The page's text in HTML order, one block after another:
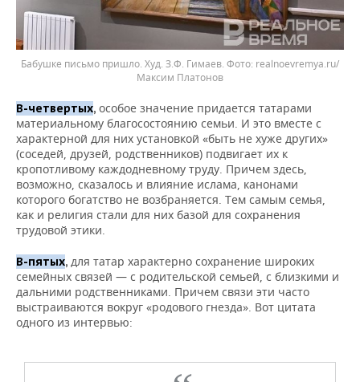
Бабушке письмо пришло. Худ. З.Ф. Гимаев.
realnoevremya.ru/
Максим Платонов
В-четвертых, особое значение придается татарами
материальному благосостоянию семьи. И это вместе с
характерной для них установкой «быть не хуже других»
(соседей, друзей, родственников) подвигает их к
кропотливому каждодневному труду. Причем здесь,
возможно, сказалось и влияние ислама, канонами
которого богатство не возбраняется. Тем самым семья,
как и религия стали для них базой для сохранения
трудовой этики.
В-пятых, для татар характерно сохранение широких
семейных связей — с родительской семьей, с близкими и
дальними родственниками. Причем связи эти часто
выстраиваются вокруг «родового гнезда». Вот цитата
одного из интервью: